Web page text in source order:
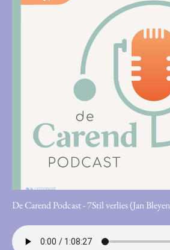
De Carend Podcast - 7Stil verlies (Jan